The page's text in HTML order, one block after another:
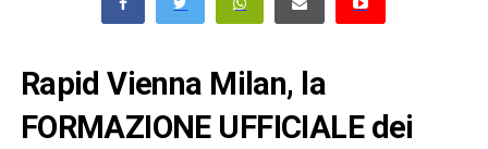
Rapid Vienna Milan, la
FORMAZIONE UFFICIALE dei